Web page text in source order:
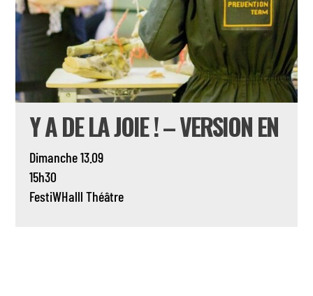
Y A DE LA JOIE ! – VERSION EN
Dimanche 13.09
15h30
FestiWHalll Théâtre